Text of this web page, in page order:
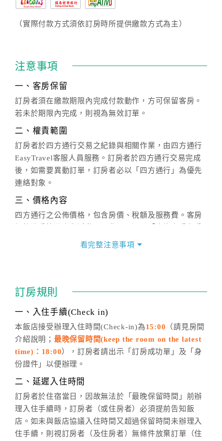
（實際付款方式須依訂房時所提供繳款方式為主）
注意事項
一、客房保留
訂房者須在繳款期限內完成付款動作，方可保留客房。
若未於期限內完成，則視為無效訂單。
二、權責範圍
訂房者於四方通行交易之紀錄與相關作業，由四方通行
EasyTravel客服人員服務。訂房者於四方通行交易完成
後，如需要異動訂單，訂房者必以「四方通行」為優先
連絡對象。
三、價格內容
四方通行之公佈價格，包含房價、稅額及服務費。客房
價」之當日價格為標準。
話方式異動訂單。
※非客服時間之申辦異動，皆為次日計算及辦理。
五、客服時間
週一至週日，上午9:00～晚上6:00
六、聯絡方式
(07)9682715 。
看完整注意事項
訂房規則
一、入住手續(Check in)
本飯店接受辦理入住時間(Check-in)為15:00 （請見房間
介紹說明； 最晚保留時間(keep the room on the latest
time)：18:00），訂房者請出示「訂房成功單」及「身
份證件」以便辦理。
二、延遲入住時間
訂房者於住宿當日，因故無法於「最晚保留時間」前辦
理入住手續時，訂房者（或住房者）必須提前告知飯
店。如未與飯店協議入住時間又超過保留時間未辦理入
住手續，則視訂房者（及住房者）無條件放棄訂單（住